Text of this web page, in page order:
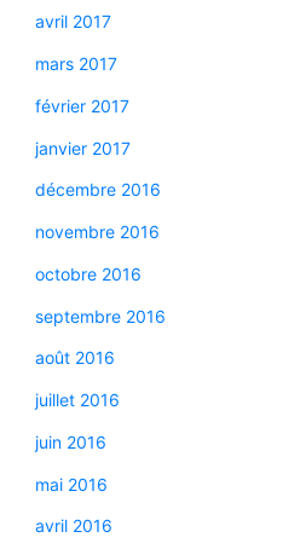
avril 2017
mars 2017
février 2017
janvier 2017
décembre 2016
novembre 2016
octobre 2016
septembre 2016
août 2016
juillet 2016
juin 2016
mai 2016
avril 2016